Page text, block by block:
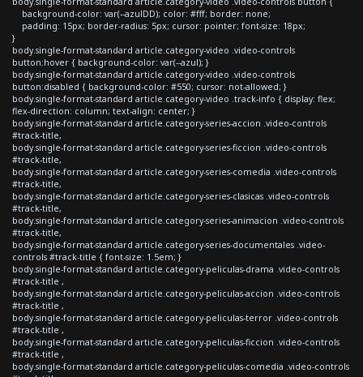
background-color: var(--azulDD); color: #fff; border: none;
padding: 15px; border-radius: 5px; cursor: pointer; font-size: 18px;
}
body.single-format-standard article.category-video .video-controls
button:hover { background-color: var(--azul); }
body.single-format-standard article.category-video .video-controls
button:disabled { background-color: #550; cursor: not-allowed; }
body.single-format-standard article.category-video .track-info { display: flex;
flex-direction: column; text-align: center; }
body.single-format-standard article.category-series-accion .video-controls
#track-title,
body.single-format-standard article.category-series-ficcion .video-controls
#track-title,
body.single-format-standard article.category-series-comedia .video-controls
#track-title,
body.single-format-standard article.category-series-clasicas .video-controls
#track-title,
body.single-format-standard article.category-series-animacion .video-controls
#track-title,
body.single-format-standard article.category-series-documentales .video-
controls #track-title { font-size: 1.5em; }
body.single-format-standard article.category-peliculas-drama .video-controls
#track-title ,
body.single-format-standard article.category-peliculas-accion .video-controls
#track-title ,
body.single-format-standard article.category-peliculas-terror .video-controls
#track-title ,
body.single-format-standard article.category-peliculas-ficcion .video-controls
#track-title ,
body.single-format-standard article.category-peliculas-comedia .video-controls